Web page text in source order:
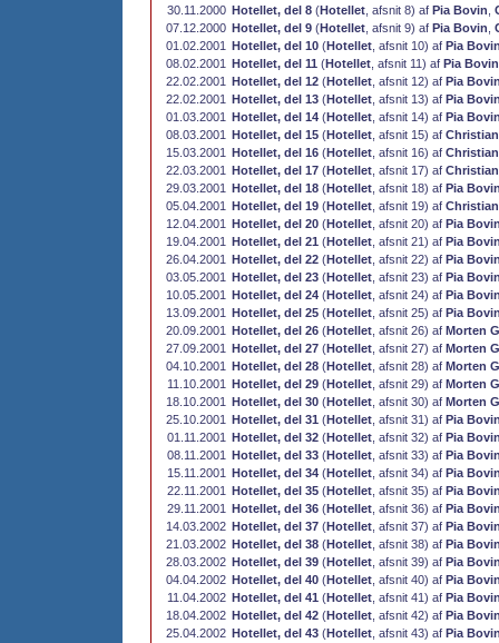
30.11.2000 Hotellet, del 8 (Hotellet , afsnit 8) af Pia Bovin
07.12.2000 Hotellet, del 9 (Hotellet , afsnit 9) af Pia Bovin
01.02.2001 Hotellet, del 10 (Hotellet , afsnit 10) af Pia
08.02.2001 Hotellet, del 11 (Hotellet , afsnit 11) af Pia Bovin
22.02.2001 Hotellet, del 12 (Hotellet , afsnit 12) af Pia
22.02.2001 Hotellet, del 13 (Hotellet , afsnit 13) af Pia
01.03.2001 Hotellet, del 14 (Hotellet , afsnit 14) af Pia
08.03.2001 Hotellet, del 15 (Hotellet , afsnit 15) af
15.03.2001 Hotellet, del 16 (Hotellet , afsnit 16) af
22.03.2001 Hotellet, del 17 (Hotellet , afsnit 17) af
29.03.2001 Hotellet, del 18 (Hotellet , afsnit 18) af Pia
05.04.2001 Hotellet, del 19 (Hotellet , afsnit 19) af
12.04.2001 Hotellet, del 20 (Hotellet , afsnit 20) af Pia
19.04.2001 Hotellet, del 21 (Hotellet , afsnit 21) af Pia
26.04.2001 Hotellet, del 22 (Hotellet , afsnit 22) af Pia
03.05.2001 Hotellet, del 23 (Hotellet , afsnit 23) af Pia
10.05.2001 Hotellet, del 24 (Hotellet , afsnit 24) af Pia
13.09.2001 Hotellet, del 25 (Hotellet , afsnit 25) af Pia
20.09.2001 Hotellet, del 26 (Hotellet , afsnit 26) af Morten
27.09.2001 Hotellet, del 27 (Hotellet , afsnit 27) af Morten
04.10.2001 Hotellet, del 28 (Hotellet , afsnit 28) af Morten
11.10.2001 Hotellet, del 29 (Hotellet , afsnit 29) af Morten
18.10.2001 Hotellet, del 30 (Hotellet , afsnit 30) af Morten
25.10.2001 Hotellet, del 31 (Hotellet , afsnit 31) af Pia
01.11.2001 Hotellet, del 32 (Hotellet , afsnit 32) af Pia
08.11.2001 Hotellet, del 33 (Hotellet , afsnit 33) af Pia
15.11.2001 Hotellet, del 34 (Hotellet , afsnit 34) af Pia
22.11.2001 Hotellet, del 35 (Hotellet , afsnit 35) af Pia
29.11.2001 Hotellet, del 36 (Hotellet , afsnit 36) af Pia
14.03.2002 Hotellet, del 37 (Hotellet , afsnit 37) af Pia
21.03.2002 Hotellet, del 38 (Hotellet , afsnit 38) af Pia
28.03.2002 Hotellet, del 39 (Hotellet , afsnit 39) af Pia
04.04.2002 Hotellet, del 40 (Hotellet , afsnit 40) af Pia
11.04.2002 Hotellet, del 41 (Hotellet , afsnit 41) af Pia
18.04.2002 Hotellet, del 42 (Hotellet , afsnit 42) af Pia
25.04.2002 Hotellet, del 43 (Hotellet , afsnit 43) af Pia